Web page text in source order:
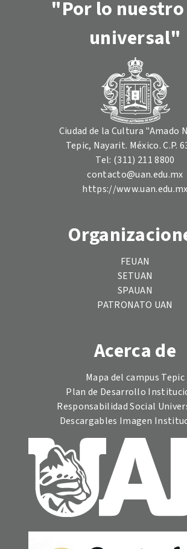
"Por lo nuestro
universal"
Ciudad de la Cultura "Amado
Tepic, Nayarit. México. C.P.
Tel: (311) 211 8800
contacto@uan.edu.mx
https://www.uan.edu.mx
FEUAN
SETUAN
SPAUAN
PATRONATO UAN
Acerca de
Mapa del campus Tepic
Plan de Desarrollo
Responsabilidad Social
Descargables Imagen